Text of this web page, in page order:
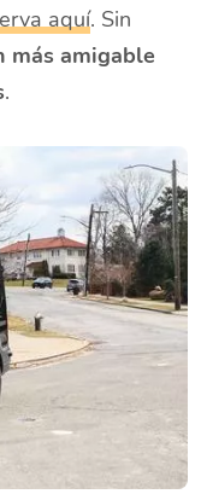
aquí. Sin
más amigable
.